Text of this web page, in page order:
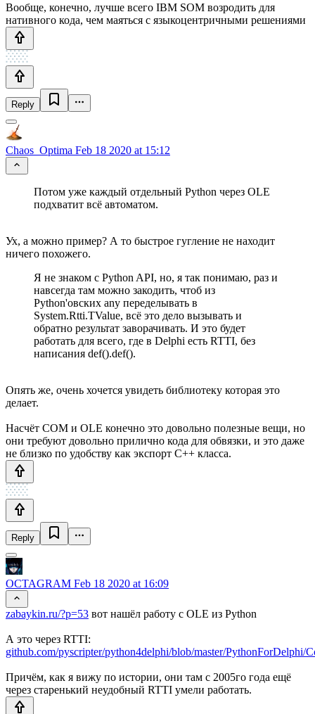
Вообще, конечно, лучше всего IBM SOM возродить для
нативного кода, чем маяться с языкоцентричными решениями
Reply
Chaos_Optima Feb 18 2020 at 15:12
Потом уже каждый отдельный Python через OLE
подхватит всё автоматом.
Ух, а можно пример? А то быстрое гугление не находит
ничего похожего.
Я не знаком с Python API, но, я так понимаю, раз и
навсегда там можно закодить, чтоб из
Python'овских any переделывать в
System.Rtti.TValue, всё это дело вызывать и
обратно результат заворачивать. И это будет
работать для всего, где в Delphi есть RTTI, без
написания def().def().
Опять же, очень хочется увидеть библиотеку которая это
делает.
Насчёт COM и OLE конечно это довольно полезные вещи, но
они требуют довольно прилично кода для обвязки, и это даже
не близко по удобству как экспорт С++ класса.
Reply
OCTAGRAM Feb 18 2020 at 16:09
zabaykin.ru/?p=53 вот нашёл работу с OLE из Python
А это через RTTI:
github.com/pyscripter/python4delphi/blob/master/PythonForDelphi/
Причём, как я вижу по истории, они там с 2005го года ещё
через старенький неудобный RTTI умели работать.